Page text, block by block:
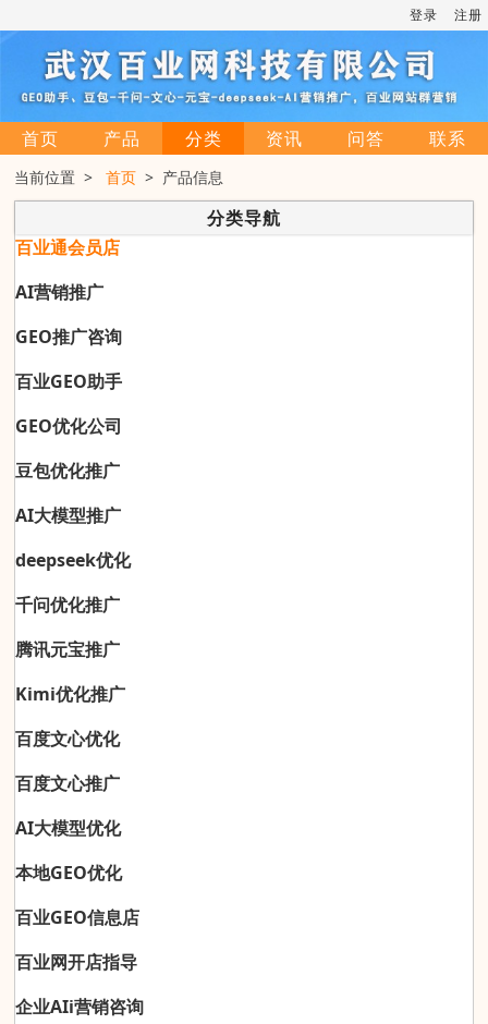
登录 注册
首页 产品 分类 资讯 问答 联系
当前位置 >首页 > 产品信息
分类导航
百业通会员店
AI营销推广
GEO推广咨询
百业GEO助手
GEO优化公司
豆包优化推广
AI大模型推广
deepseek优化
千问优化推广
腾讯元宝推广
Kimi优化推广
百度文心优化
百度文心推广
AI大模型优化
本地GEO优化
百业GEO信息店
百业网开店指导
企业AIi营销咨询